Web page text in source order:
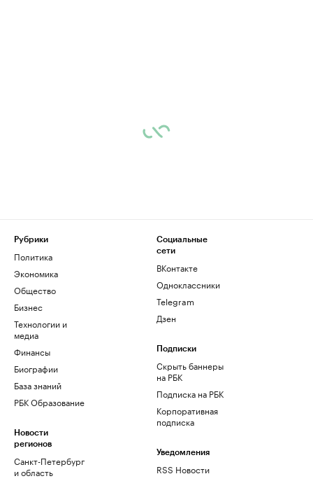
Рубрики
Политика
Экономика
Общество
Бизнес
Технологии и
медиа
Финансы
Биографии
База знаний
РБК Образование
Новости
регионов
Санкт-Петербург
и область
Социальные
сети
ВКонтакте
Одноклассники
Telegram
Дзен
Подписки
Скрыть баннеры
на РБК
Подписка на РБК
Корпоративная
подписка
Уведомления
RSS Новости